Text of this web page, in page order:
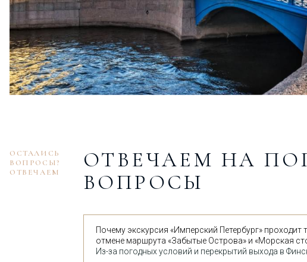
ОСТАЛИСЬ
ВОПРОСЫ?
ОТВЕЧАЕМ
ОТВЕЧАЕМ НА
ВОПРОСЫ
Почему экскурсия «Имперский Петербург» проходит
отмене маршрута «Забытые Острова» и «Морская
Из-за погодных условий и перекрытий выхода в